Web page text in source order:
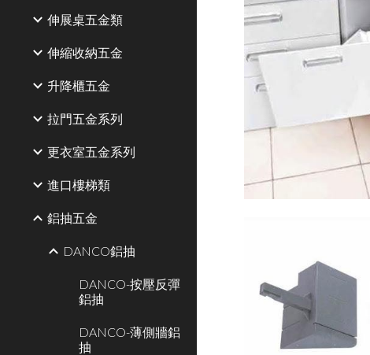
伸展桌五金類
伸縮收納五金
升降櫃五金
拉門五金系列
更衣室五金系列
進口樓梯類
鋁抽五金
DANCO鋁抽
DANCO-按壓反彈
鋁抽
DANCO-薄側牆鋁
抽